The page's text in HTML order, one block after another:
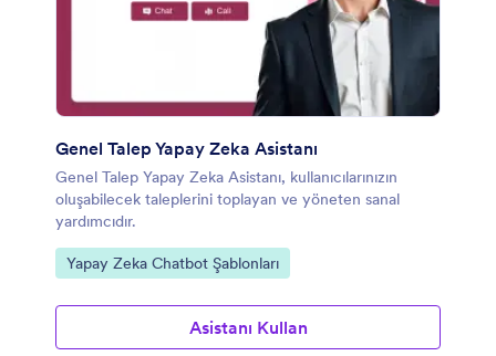
Genel Talep Yapay Zeka Asistanı
Genel Talep Yapay Zeka Asistanı, kullanıcılarınızın
oluşabilecek taleplerini toplayan ve yöneten sanal
yardımcıdır.
Kategoriye git:
Yapay Zeka Chatbot Şablonları
Asistanı Kullan